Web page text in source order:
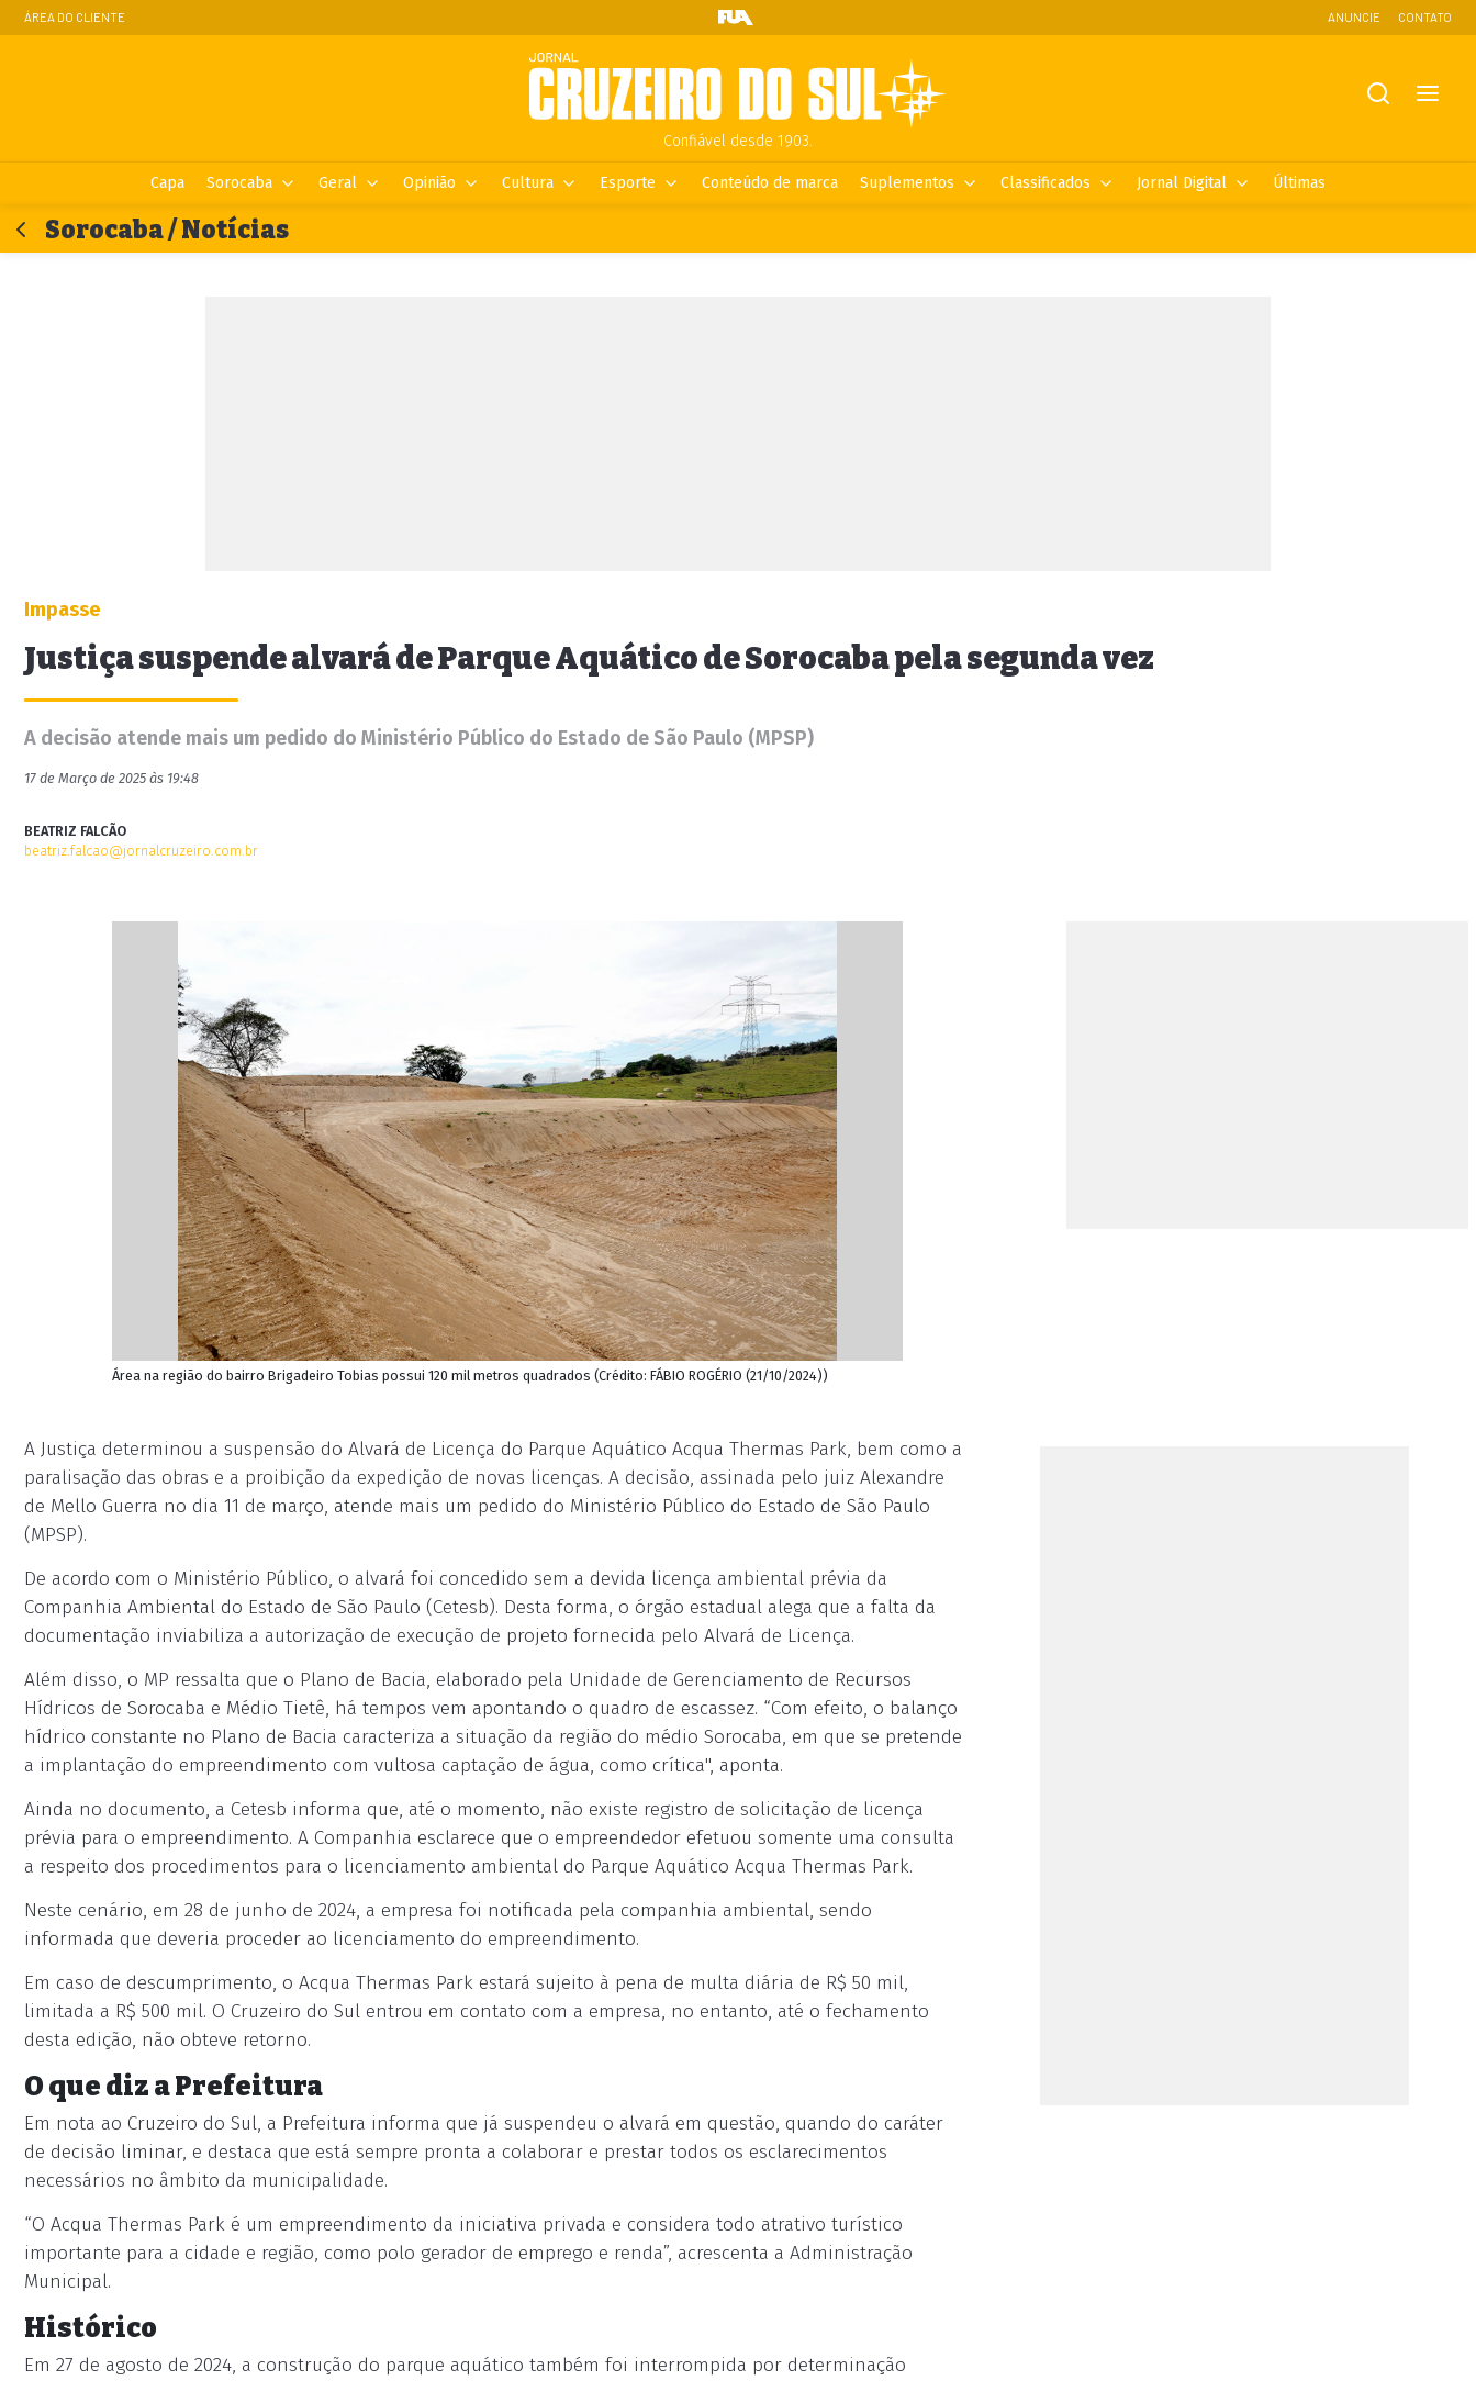
ÁREA DO CLIENTE ANUNCIE CONTATO
Confiável desde 1903.
Capa Sorocaba Geral Opinião Cultura Esporte Conteúdo de marca Suplementos Classificados Jornal Digital Últimas
Sorocaba / Notícias
Impasse
Justiça suspende alvará de Parque Aquático de Sorocaba pela segunda vez
A decisão atende mais um pedido do Ministério Público do Estado de São Paulo (MPSP)
17 de Março de 2025 às 19:48
BEATRIZ FALCÃO
beatriz.falcao@jornalcruzeiro.com.br
Área na região do bairro Brigadeiro Tobias possui 120 mil metros quadrados (Crédito: FÁBIO ROGÉRIO (21/10/2024))
A Justiça determinou a suspensão do Alvará de Licença do Parque Aquático Acqua Thermas Park, bem como a
paralisação das obras e a proibição da expedição de novas licenças. A decisão, assinada pelo juiz Alexandre
de Mello Guerra no dia 11 de março, atende mais um pedido do Ministério Público do Estado de São Paulo
(MPSP).
De acordo com o Ministério Público, o alvará foi concedido sem a devida licença ambiental prévia da
Companhia Ambiental do Estado de São Paulo (Cetesb). Desta forma, o órgão estadual alega que a falta da
documentação inviabiliza a autorização de execução de projeto fornecida pelo Alvará de Licença.
Além disso, o MP ressalta que o Plano de Bacia, elaborado pela Unidade de Gerenciamento de Recursos
Hídricos de Sorocaba e Médio Tietê, há tempos vem apontando o quadro de escassez. “Com efeito, o balanço
hídrico constante no Plano de Bacia caracteriza a situação da região do médio Sorocaba, em que se pretende
a implantação do empreendimento com vultosa captação de água, como crítica", aponta.
Ainda no documento, a Cetesb informa que, até o momento, não existe registro de solicitação de licença
prévia para o empreendimento. A Companhia esclarece que o empreendedor efetuou somente uma consulta
a respeito dos procedimentos para o licenciamento ambiental do Parque Aquático Acqua Thermas Park.
Neste cenário, em 28 de junho de 2024, a empresa foi notificada pela companhia ambiental, sendo
informada que deveria proceder ao licenciamento do empreendimento.
Em caso de descumprimento, o Acqua Thermas Park estará sujeito à pena de multa diária de R$ 50 mil,
limitada a R$ 500 mil. O Cruzeiro do Sul entrou em contato com a empresa, no entanto, até o fechamento
desta edição, não obteve retorno.
O que diz a Prefeitura
Em nota ao Cruzeiro do Sul, a Prefeitura informa que já suspendeu o alvará em questão, quando do caráter
de decisão liminar, e destaca que está sempre pronta a colaborar e prestar todos os esclarecimentos
necessários no âmbito da municipalidade.
“O Acqua Thermas Park é um empreendimento da iniciativa privada e considera todo atrativo turístico
importante para a cidade e região, como polo gerador de emprego e renda”, acrescenta a Administração
Municipal.
Histórico
Em 27 de agosto de 2024, a construção do parque aquático também foi interrompida por determinação